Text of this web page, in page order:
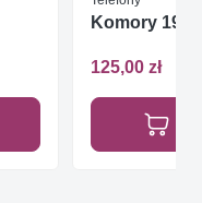
Komory
125,00 zł